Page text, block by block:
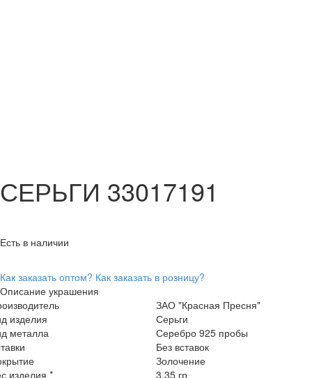
СЕРЬГИ 33017191
Есть в наличии
Как заказать оптом? Как заказать в розницу?
Описание украшения
ЗАО "Красная Пресня"
изделия
Серьги
металла
Серебро 925 пробы
Без вставок
Золочение
изделия *
3.35 гр